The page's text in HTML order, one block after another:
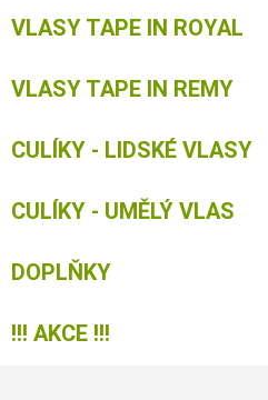
VLASY TAPE IN ROYAL
VLASY TAPE IN REMY
CULÍKY - LIDSKÉ VLASY
CULÍKY - UMĚLÝ VLAS
DOPLŇKY
!!! AKCE !!!